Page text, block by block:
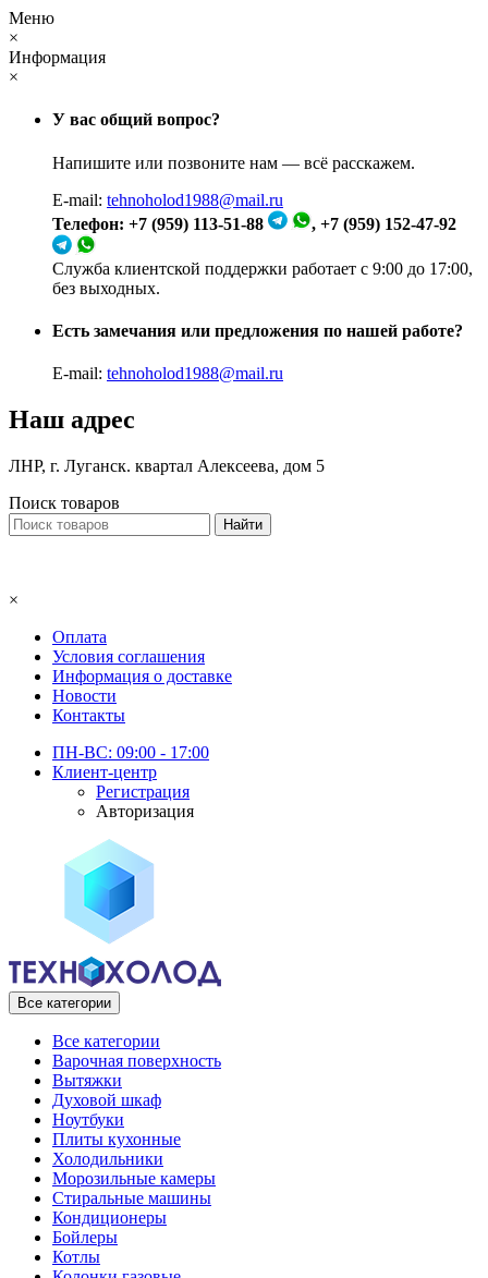
Меню
×
Информация
×
У вас общий вопрос?
Напишите или позвоните нам — всё расскажем.
E-mail: tehnoholod1988@mail.ru
Телефон: +7 (959) 113-51-88
, +7 (959) 152-47-92
Служба клиентской поддержки работает с 9:00 до 17:00,
без выходных.
Есть замечания или предложения по нашей работе?
E-mail: tehnoholod1988@mail.ru
Наш адрес
ЛНР, г. Луганск. квартал Алексеева, дом 5
Поиск товаров
×
Оплата
Условия соглашения
Информация о доставке
Новости
Контакты
ПН-ВС: 09:00 - 17:00
Клиент-центр
Регистрация
Авторизация
Все категории
Все категории
Варочная поверхность
Вытяжки
Духовой шкаф
Ноутбуки
Плиты кухонные
Холодильники
Морозильные камеры
Стиральные машины
Кондиционеры
Бойлеры
Котлы